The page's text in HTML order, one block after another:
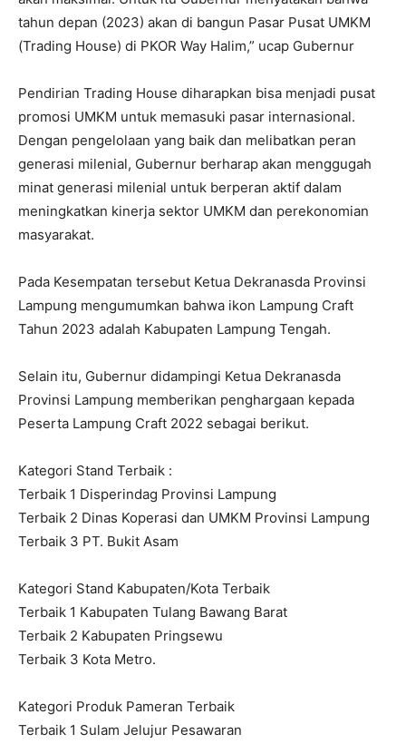
tahun depan (2023) akan di bangun Pasar Pusat UMKM
(Trading House) di PKOR Way Halim,” ucap Gubernur
Pendirian Trading House diharapkan bisa menjadi pusat
promosi UMKM untuk memasuki pasar internasional.
Dengan pengelolaan yang baik dan melibatkan peran
generasi milenial, Gubernur berharap akan menggugah
minat generasi milenial untuk berperan aktif dalam
meningkatkan kinerja sektor UMKM dan perekonomian
masyarakat.
Pada Kesempatan tersebut Ketua Dekranasda Provinsi
Lampung mengumumkan bahwa ikon Lampung Craft
Tahun 2023 adalah Kabupaten Lampung Tengah.
Selain itu, Gubernur didampingi Ketua Dekranasda
Provinsi Lampung memberikan penghargaan kepada
Peserta Lampung Craft 2022 sebagai berikut.
Kategori Stand Terbaik :
Terbaik 1 Disperindag Provinsi Lampung
Terbaik 2 Dinas Koperasi dan UMKM Provinsi Lampung
Terbaik 3 PT. Bukit Asam
Kategori Stand Kabupaten/Kota Terbaik
Terbaik 1 Kabupaten Tulang Bawang Barat
Terbaik 2 Kabupaten Pringsewu
Terbaik 3 Kota Metro.
Kategori Produk Pameran Terbaik
Terbaik 1 Sulam Jelujur Pesawaran